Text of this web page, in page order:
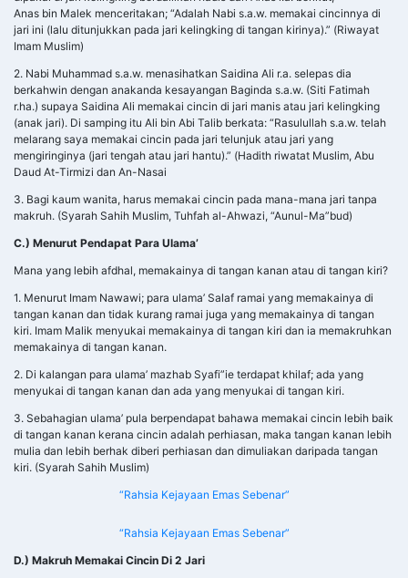
Anas bin Malek menceritakan; “Adalah Nabi s.a.w. memakai cincinnya di
jari ini (lalu ditunjukkan pada jari kelingking di tangan kirinya).” (Riwayat
Imam Muslim)
2. Nabi Muhammad s.a.w. menasihatkan Saidina Ali r.a. selepas dia
berkahwin dengan anakanda kesayangan Baginda s.a.w. (Siti Fatimah
r.ha.) supaya Saidina Ali memakai cincin di jari manis atau jari kelingking
(anak jari). Di samping itu Ali bin Abi Talib berkata: “Rasulullah s.a.w. telah
melarang saya memakai cincin pada jari telunjuk atau jari yang
mengiringinya (jari tengah atau jari hantu).” (Hadith riwatat Muslim, Abu
Daud At-Tirmizi dan An-Nasai
3. Bagi kaum wanita, harus memakai cincin pada mana-mana jari tanpa
makruh. (Syarah Sahih Muslim, Tuhfah al-Ahwazi, “Aunul-Ma”bud)
C.) Menurut Pendapat Para Ulama’
Mana yang lebih afdhal, memakainya di tangan kanan atau di tangan kiri?
1. Menurut Imam Nawawi; para ulama’ Salaf ramai yang memakainya di
tangan kanan dan tidak kurang ramai juga yang memakainya di tangan
kiri. Imam Malik menyukai memakainya di tangan kiri dan ia memakruhkan
memakainya di tangan kanan.
2. Di kalangan para ulama’ mazhab Syafi”ie terdapat khilaf; ada yang
menyukai di tangan kanan dan ada yang menyukai di tangan kiri.
3. Sebahagian ulama’ pula berpendapat bahawa memakai cincin lebih baik
di tangan kanan kerana cincin adalah perhiasan, maka tangan kanan lebih
mulia dan lebih berhak diberi perhiasan dan dimuliakan daripada tangan
kiri. (Syarah Sahih Muslim)
“Rahsia Kejayaan Emas Sebenar”
“Rahsia Kejayaan Emas Sebenar”
D.) Makruh Memakai Cincin Di 2 Jari